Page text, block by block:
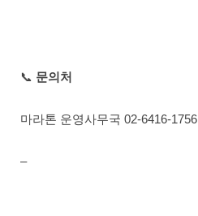
📞 문의처
마라톤 운영사무국 02-6416-1756
–